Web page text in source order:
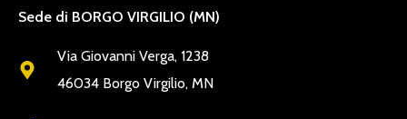
Sede di BORGO VIRGILIO (MN)
Via Giovanni Verga, 1238
46034 Borgo Virgilio, MN